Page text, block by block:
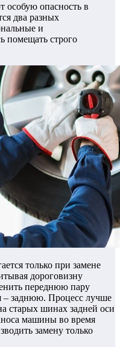
особую опасность в
два разных
и
помещать строго
только при замене
дороговизну
переднюю пару
– заднюю. Процесс лучше
старых шинах задней оси
машины во время
замену только